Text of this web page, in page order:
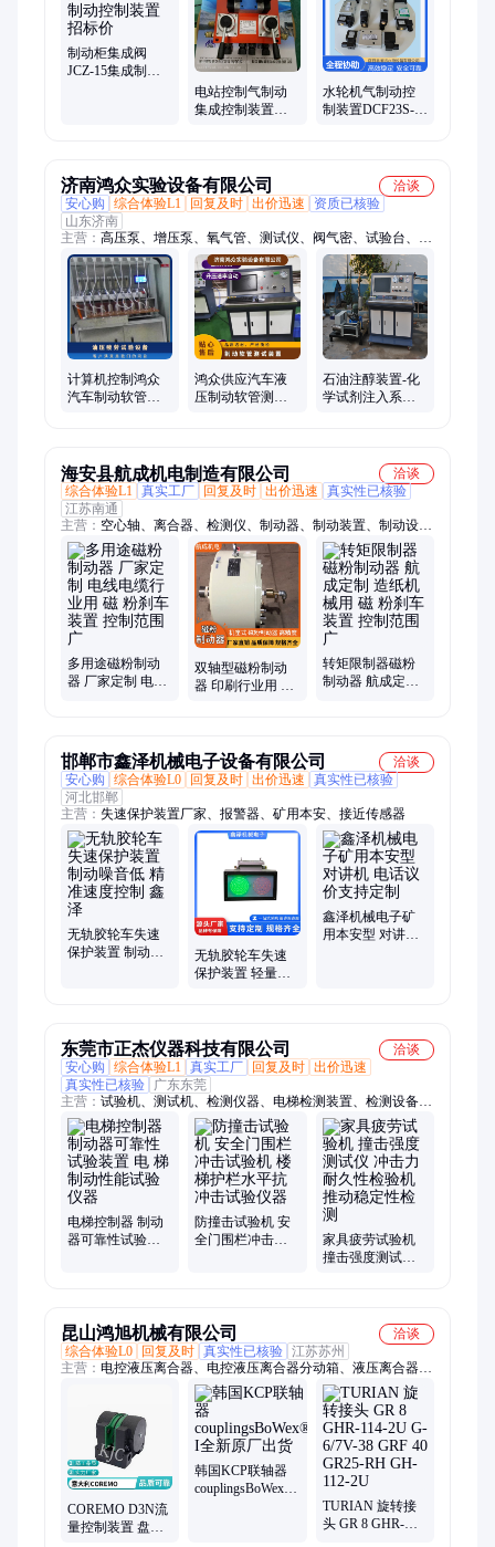
计、热电阻、高压油泵、流量开、水导油槽、水位测量
制动柜集成阀
JCZ-15集成制动
电站控制气制动
集成控制装置
水轮机气制动控
制装置DCF23S-15
济南鸿众实验设备有限公司
洽谈
安心购
综合体验L1 回复及时 出价迅速
资质已核验
山东济南
主营： 高压泵、增压泵、氧气管、测试仪、阀气密、试验台、燃
气管、试验机、空调管、水箱盖、高压气密、铸件气密、容器气
密、壳体水压、软管气密、性试验仪、打水压机、阀门水压、空
气在线、滤芯耐压、钢管气密、高温高压、口罩密封、铜管水
压、压力循环
计算机控制鸿众
汽车制动软管油
鸿众供应汽车液
压制动软管测试
石油注醇装置-化
学试剂注入系统-
海安县航成机电制造有限公司
洽谈
综合体验L1 真实工厂 回复及时 出价迅速
真实性已核验
江苏南通
主营： 空心轴、离合器、检测仪、制动器、制动装置、制动设
备、磁粉刹车装置、磁 粉刹车装置、刹车器、测功机、检测
机、加工定、液压马达、测试系统、测功系统、测试平台、型式
试验、交直流电机、负载试验机、测功试验机、电涡流缓速器、
超薄磁粉刹车、磁粉刹车系统、磁粉离合设备、薄膜线缆纺织机
多用途磁粉制动
器 厂家定制 电线
双轴型磁粉制动
器 印刷行业用 磁
转矩限制器磁粉
制动器 航成定制
邯郸市鑫泽机械电子设备有限公司
洽谈
安心购
综合体验L0 回复及时 出价迅速
真实性已核验
河北邯郸
主营： 失速保护装置厂家、报警器、矿用本安、接近传感器
无轨胶轮车失速
保护装置 制动噪
无轨胶轮车失速
保护装置 轻量化
鑫泽机械电子矿
用本安型 对讲机
东莞市正杰仪器科技有限公司
洽谈
安心购
综合体验L1 真实工厂 回复及时 出价迅速
真实性已核验
广东东莞
主营： 试验机、测试机、检测仪器、电梯检测装置、检测设备、
试验仪器、试验设备、仪器、设备、机器、实验机、轮椅车试验
机、脚轮试验机、家具检测仪器
电梯控制器 制动
器可靠性试验装
防撞击试验机 安
全门围栏冲击试
家具疲劳试验机
撞击强度测试仪
昆山鸿旭机械有限公司
洽谈
综合体验L0
回复及时 真实性已核验 江苏苏州
主营： 电控液压离合器、电控液压离合器分动箱、液压离合器、
工业盘式制动器、气动制动器、油压制动器、手动制动器、弹簧
施力制动器、液压制动器、常开式制动器、常闭式制动器、旋转
接头、回转接头、螺旋升降机、ENPOS油水压、安全夹头、气
胀轴、分切机滑差轴
COREMO D3N流
量控制装置 盘式
韩国KCP联轴器
couplingsBoWex®
TURIAN 旋转接
头 GR 8 GHR-